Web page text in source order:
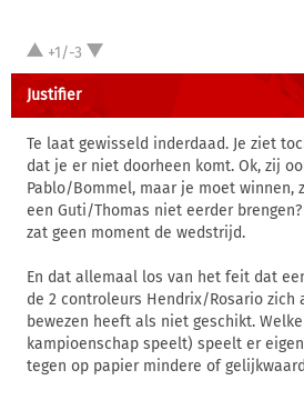
+1/-3
Justifier
Te laat gewisseld inderdaad. Je ziet
dat je er niet doorheen komt. Ok, zij
Pablo/Bommel, maar je moet winnen,
een Guti/Thomas niet eerder brengen?
zat geen moment de wedstrijd.
En dat allemaal los van het feit dat
de 2 controleurs Hendrix/Rosario zich
bewezen heeft als niet geschikt.
kampioenschap speelt) speelt er
tegen op papier mindere of